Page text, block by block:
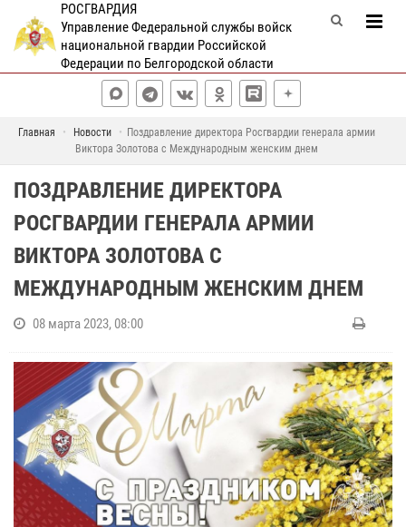
РОСГВАРДИЯ
Управление Федеральной службы войск
национальной гвардии Российской
Федерации по Белгородской области
Главная Новости
Поздравление директора Росгвардии генерала армии
Виктора Золотова с Международным женским днем
ПОЗДРАВЛЕНИЕ ДИРЕКТОРА
РОСГВАРДИИ ГЕНЕРАЛА АРМИИ
ВИКТОРА ЗОЛОТОВА С
МЕЖДУНАРОДНЫМ ЖЕНСКИМ ДНЕМ
08 марта 2023, 08:00